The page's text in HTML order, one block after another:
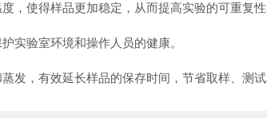
使得样品更加稳定，从而提高实验的可重复性
验室环境和操作人员的健康。
，有效延长样品的保存时间，节省取样、测试